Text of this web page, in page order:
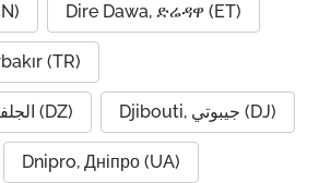
Dire Dawa, ድሬዳዋ (ET)
(TR)
Djelfa, ⴵⴻⵍⴼⴰ الجلفة (DZ) Djibouti, جيبوتي (DJ)
Dnipro, Дніпро (UA)